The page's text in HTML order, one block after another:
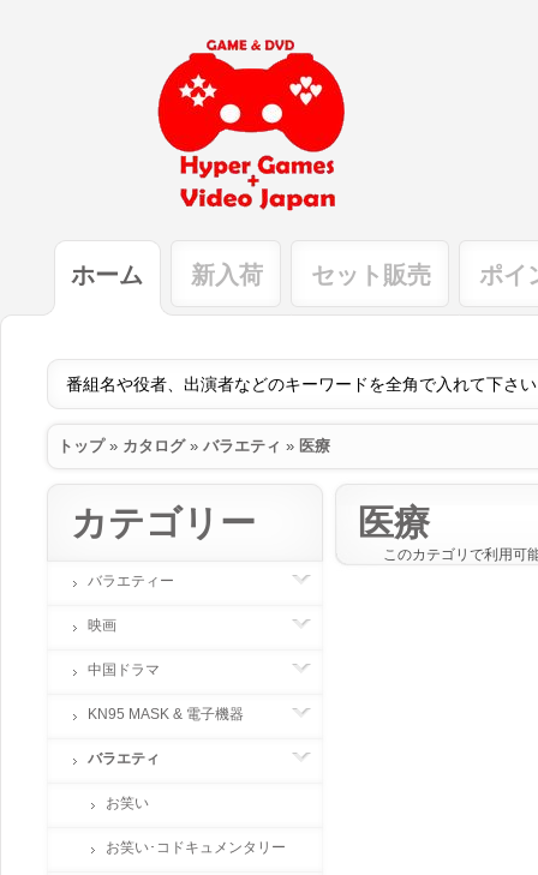
ホーム 新入荷 セット販売 ポイ
トップ» カタログ» バラエティ » 医療
医療
このカテゴリで利用可
カテゴリー
バラエティー
映画
中国ドラマ
KN95 MASK & 電子機器
バラエティ
お笑い
お笑い･コドキュメンタリー